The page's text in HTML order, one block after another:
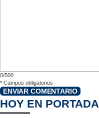
0/500
* Campos obligatorios
ENVIAR COMENTARIO
HOY EN PORTADA